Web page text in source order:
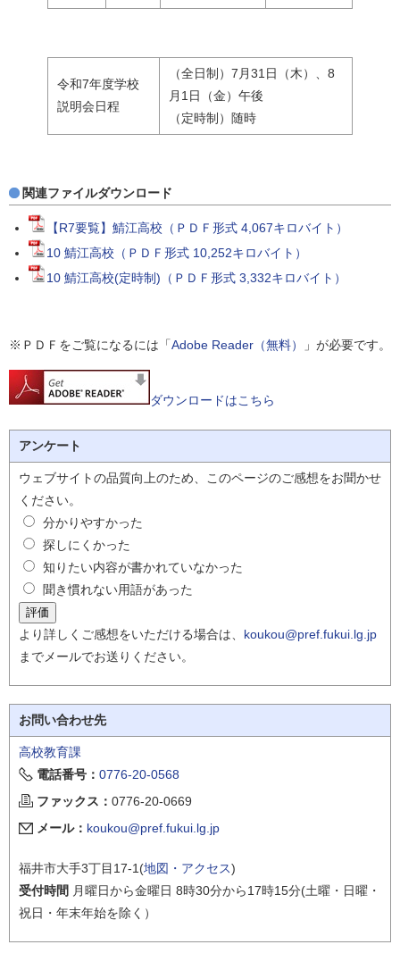
令和7年度学校
説明会日程
（全日制）7月31日（木）、8
月1日（金）午後
（定時制）随時
関連ファイルダウンロード
【R7要覧】鯖江高校（ＰＤＦ形式 4,067キロバイト）
10 鯖江高校（ＰＤＦ形式 10,252キロバイト）
10 鯖江高校(定時制)（ＰＤＦ形式 3,332キロバイト）
※ＰＤＦをご覧になるには「Adobe Reader（無料） 」が必要です。
ダウンロードはこちら
アンケート
ウェブサイトの品質向上のため、このページのご感想をお聞かせ
ください。
分かりやすかった
探しにくかった
知りたい内容が書かれていなかった
聞き慣れない用語があった
より詳しくご感想をいただける場合は、 koukou@pref.fukui.lg.jp
までメールでお送りください。
お問い合わせ先
高校教育課
電話番号： 0776-20-0568
ファックス： 0776-20-0669
メール： koukou@pref.fukui.lg.jp
福井市大手3丁目17-1(地図・アクセス)
受付時間 月曜日から金曜日 8時30分から17時15分(土曜・日曜・
祝日・年末年始を除く）